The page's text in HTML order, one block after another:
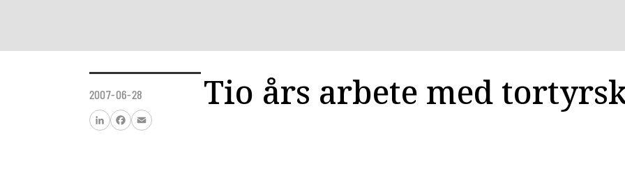
2007-06-28
FacebookEmail
Tio års arbete med